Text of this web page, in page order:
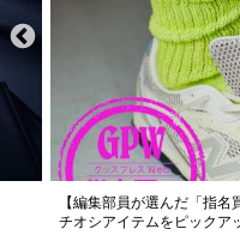
「買って損なし」の極上
AWARD】